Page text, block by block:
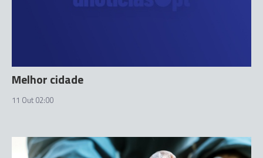
Melhor cidade
11 Out 02:00